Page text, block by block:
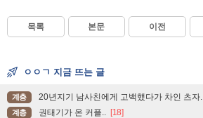
목록 본문 이전
ㅇㅇㄱ 지금 뜨는 글
계층 20년지기 남사친에게 고백했다가 차인 츠자.
계층 권태기가 온 커플.. [18]